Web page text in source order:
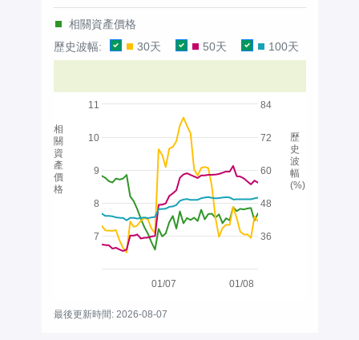
相關資產價格
歷史波幅:
30天 50天 100天
01/07 01/08
7
8
9
10
11
36
48
60
72
84
相
關
資
產
價
格
歷
史
波
幅
(%)
最後更新時間: 2026-08-07